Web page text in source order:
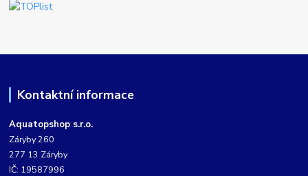
Kontaktní informace
Aquatopshop s.r.o.
Záryby 260
277 13 Záryby
IČ: 19587996